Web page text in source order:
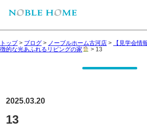
トップ> ブログ > ノーブルホーム古河店 >
【見学会情
徴的な光あふれるリビングの家
> 13
2025.03.20
13